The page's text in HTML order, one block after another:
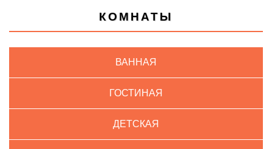
КОМНАТЫ
ВАННАЯ
ГОСТИНАЯ
ДЕТСКАЯ